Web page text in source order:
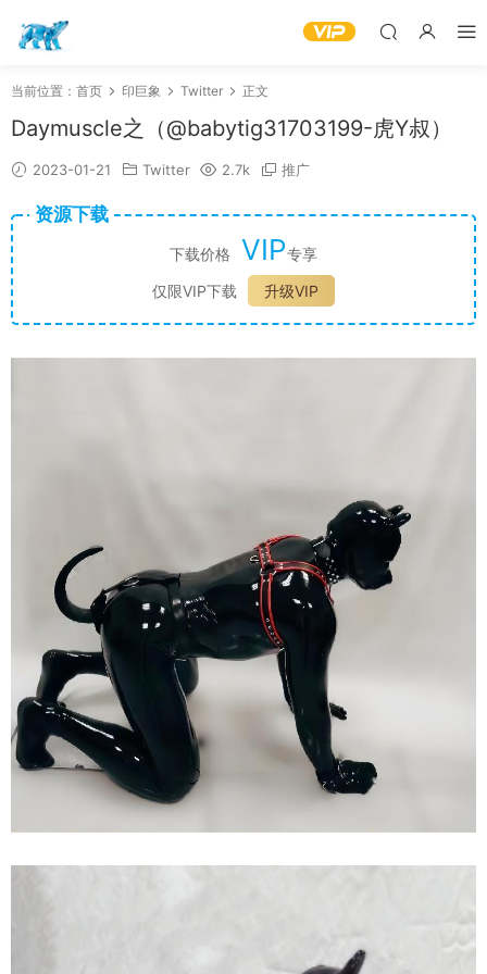
当前位置： 首页 印巨象 Twitter 正文
Daymuscle之（@babytig31703199-虎Y叔）
2023-01-21 Twitter 2.7k 推广
资源下载
下载价格 VIP专享
仅限VIP下载
升级VIP